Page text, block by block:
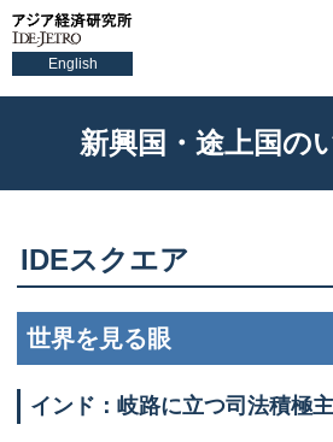
English
新興国・途上国の
IDEスクエア
世界を見る眼
インド：岐路に立つ司法積極主